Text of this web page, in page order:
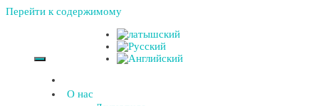
Перейти к содержимому
О нас